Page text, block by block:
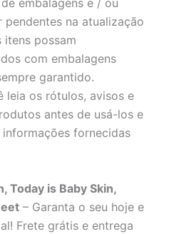
embalagens e / ou
na atualização
itens possam
com embalagens
garantido.
leia os rótulos, avisos e
antes de usá-los e
fornecidas
Today is Baby Skin,
– Garanta o seu hoje e
Frete grátis e entrega